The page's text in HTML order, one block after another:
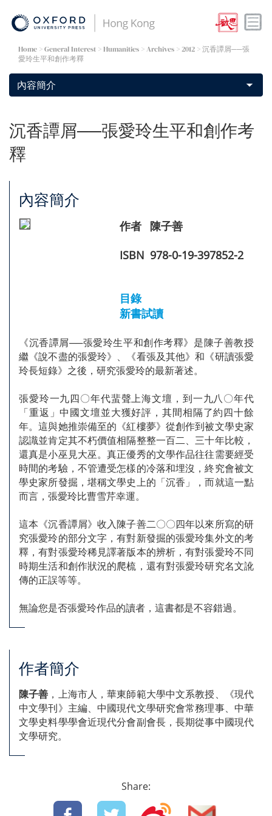
Home > General Interest >Humanities >Archives > 2012 > 沉香譚屑──張
愛玲生平和創作考釋
沉香譚屑──張愛玲生平和創作考
釋
內容簡介
作者
陳子善
ISBN 978-0-19-397852-2
目錄
新書試讀
《沉香譚屑──張愛玲生平和創作考釋》是陳子善教授
繼《說不盡的張愛玲》、《看張及其他》和《研讀張愛
玲長短錄》之後，研究張愛玲的最新著述。
張愛玲一九四〇年代蜚聲上海文壇，到一九八〇年代
「重返」中國文壇並大獲好評，其間相隔了約四十餘
年。這與她推崇備至的《紅樓夢》從創作到被文學史家
認識並肯定其不朽價值相隔整整一百二、三十年比較，
還真是小巫見大巫。真正優秀的文學作品往往需要經受
時間的考驗，不管遭受怎樣的冷落和埋沒，終究會被文
學史家所發掘，堪稱文學史上的「沉香」，而就這一點
而言，張愛玲比曹雪芹幸運。
這本《沉香譚屑》收入陳子善二〇〇四年以來所寫的研
究張愛玲的部分文字，有對新發掘的張愛玲集外文的考
釋，有對張愛玲稀見譯著版本的辨析，有對張愛玲不同
時期生活和創作狀況的爬梳，還有對張愛玲研究名文訛
傳的正誤等等。
無論您是否張愛玲作品的讀者，這書都是不容錯過。
作者簡介
陳子善 ，上海市人，華東師範大學中文系教授、《現代
中文學刊》主編、中國現代文學研究會常務理事、中華
文學史料學學會近現代分會副會長，長期從事中國現代
文學研究。
Share: